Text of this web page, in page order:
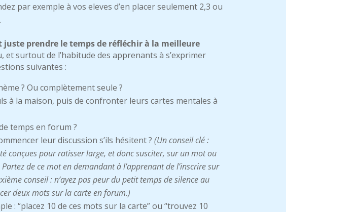
par exemple à vos eleves d’en placer seulement 2,3 ou
juste prendre le temps de réfléchir à la meilleure
et surtout de l’habitude des apprenants à s’exprimer
suivantes :
? Ou complètement seule ?
à la maison, puis de confronter leurs cartes mentales à
temps en forum ?
leur discussion s’ils hésitent ?(Un conseil clé :
conçues pour ratisser large, et donc susciter, sur un mot ou
de ce mot en demandant à l’apprenant de l’inscrire sur
conseil : n’ayez pas peur du petit temps de silence au
deux mots sur la carte en forum.)
: “placez 10 de ces mots sur la carte” ou “trouvez 10